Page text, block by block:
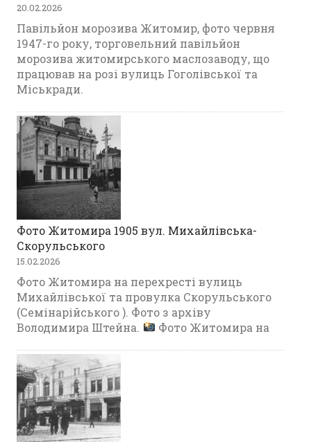
20.02.2026
Павільйон морозива Житомир, фото червня
1947-го року, торговельний павільйон
морозива житомирського маслозаводу, що
працював на розі вулиць Гоголівської та
Міськради.
Фото Житомира 1905 вул. Михайлівська-
Скорульського
15.02.2026
Фото Житомира на перехресті вулиць
Михайлівської та провулка Скорульського
(Семінарійського ). Фото з архіву
Володимира Штейна.
Фото Житомира на